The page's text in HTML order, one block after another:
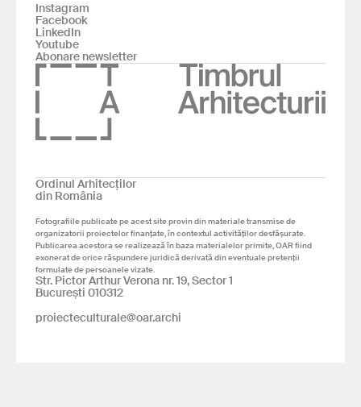
Instagram
Facebook
LinkedIn
Youtube
Abonare newsletter
Ordinul Arhitecților
din România
Fotografiile publicate pe acest site provin din materiale transmise de
organizatorii proiectelor finanțate, în contextul activităților desfășurate.
Publicarea acestora se realizează în baza materialelor primite, OAR fiind
exonerat de orice răspundere juridică derivată din eventuale pretenții
formulate de persoanele vizate.
Str. Pictor Arthur Verona nr. 19, Sector 1
București 010312
proiecteculturale@oar.archi